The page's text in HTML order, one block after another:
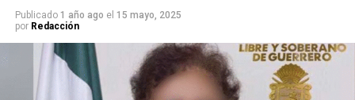
Publicado 1 año ago el 15 mayo, 2025
por Redacción